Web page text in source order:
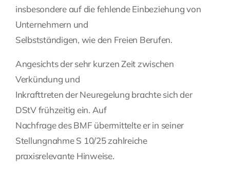
insbesondere auf die fehlende Einbeziehung von
Unternehmern und
Selbstständigen, wie den Freien Berufen.
Angesichts der sehr kurzen Zeit zwischen
Verkündung und
Inkrafttreten der Neuregelung brachte sich der
DStV frühzeitig ein. Auf
Nachfrage des BMF übermittelte er in seiner
Stellungnahme S 10/25 zahlreiche
praxisrelevante Hinweise.